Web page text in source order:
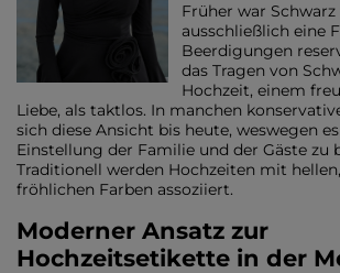
Früher war Schwarz
ausschließlich eine
Beerdigungen
das Tragen von
Hochzeit, einem
Liebe, als taktlos. In manchen
sich diese Ansicht bis heute, weswegen
Einstellung der Familie und der Gäste zu
Traditionell werden Hochzeiten mit
fröhlichen Farben assoziiert.
Moderner Ansatz zur
Hochzeitsetikette in der